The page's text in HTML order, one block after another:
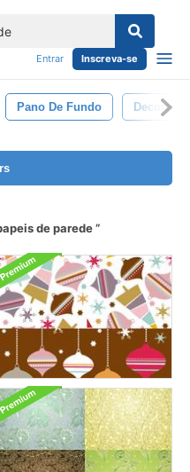
Entrar Inscreva-se
Pano De Fundo Decoração
de parede